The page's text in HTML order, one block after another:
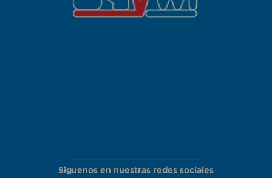
Siguenos en nuestras redes sociales